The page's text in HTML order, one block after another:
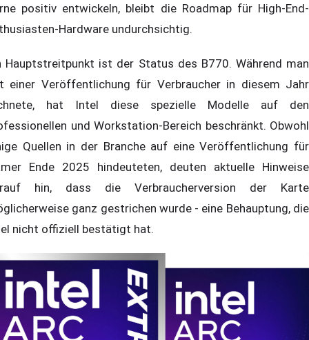
positiv entwickeln, bleibt die Roadmap für High-End-
Hardware undurchsichtig.
Hauptstreitpunkt ist der Status des B770. Während man
einer Veröffentlichung für Verbraucher in diesem Jahr
hat Intel diese spezielle Modelle auf den
und Workstation-Bereich beschränkt. Obwohl
Quellen in der Branche auf eine Veröffentlichung für
Ende 2025 hindeuteten, deuten aktuelle Hinweise
hin, dass die Verbraucherversion der Karte
ganz gestrichen wurde - eine Behauptung, die
nicht offiziell bestätigt hat.